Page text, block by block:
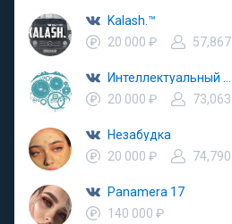
Kalash.™
20 000 ₽
57,867
20 000 ₽
73,063
Незабудка
20 000 ₽
74,790
Panamera 17
140 000 ₽